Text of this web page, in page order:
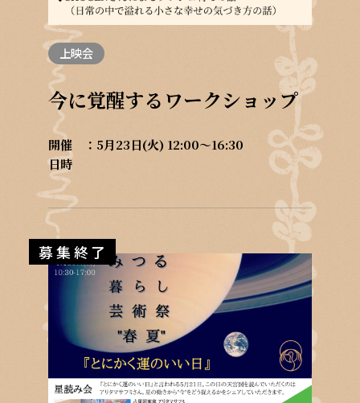
上映会
今に覚醒するワークショップ
開催
日時
5月23日(火) 12:00～16:30
募集終了